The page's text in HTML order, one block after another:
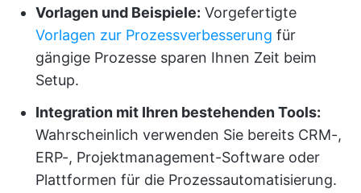
Vorlagen und Beispiele: Vorgefertigte
Vorlagen zur Prozessverbesserung für
gängige Prozesse sparen Ihnen Zeit beim
Setup.
Integration mit Ihren bestehenden Tools:
Wahrscheinlich verwenden Sie bereits CRM-,
ERP-, Projektmanagement-Software oder
Plattformen für die Prozessautomatisierung.